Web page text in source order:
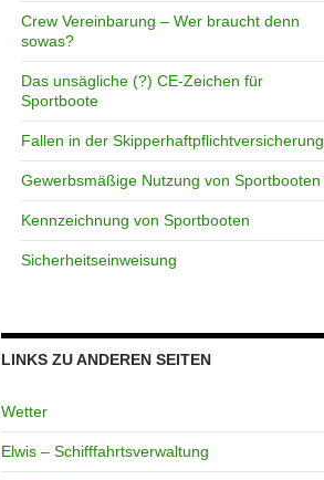
Crew Vereinbarung – Wer braucht denn
sowas?
Das unsägliche (?) CE-Zeichen für
Sportboote
Fallen in der Skipperhaftpflichtversicherung
Gewerbsmäßige Nutzung von Sportbooten
Kennzeichnung von Sportbooten
Sicherheitseinweisung
LINKS ZU ANDEREN SEITEN
Wetter
Elwis – Schifffahrtsverwaltung